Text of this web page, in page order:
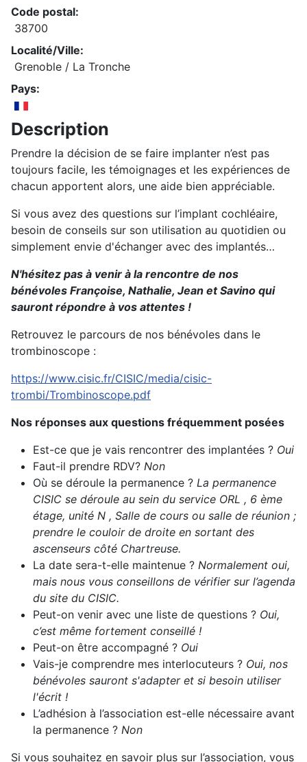
Code postal:
38700
Localité/Ville:
Grenoble / La Tronche
Pays:
Description
Prendre la décision de se faire implanter n’est pas
toujours facile, les témoignages et les expériences de
chacun apportent alors, une aide bien appréciable.
Si vous avez des questions sur l’implant cochléaire,
besoin de conseils sur son utilisation au quotidien ou
simplement envie d'échanger avec des implantés…
N'hésitez pas à venir à la rencontre de nos
bénévoles Françoise, Nathalie, Jean et Savino qui
sauront répondre à vos attentes !
Retrouvez le parcours de nos bénévoles dans le
trombinoscope :
https://www.cisic.fr/CISIC/media/cisic-
trombi/Trombinoscope.pdf
Nos réponses aux questions fréquemment posées
Est-ce que je vais rencontrer des implantées ? Oui
Faut-il prendre RDV? Non
Où se déroule la permanence ? La permanence
CISIC se déroule au sein du service ORL , 6 ème
étage, unité N , Salle de cours ou salle de réunion ;
prendre le couloir de droite en sortant des
ascenseurs côté Chartreuse.
La date sera-t-elle maintenue ? Normalement oui,
mais nous vous conseillons de vérifier sur l’agenda
du site du CISIC.
Peut-on venir avec une liste de questions ? Oui,
c’est même fortement conseillé !
Peut-on être accompagné ? Oui
Vais-je comprendre mes interlocuteurs ? Oui, nos
bénévoles sauront s'adapter et si besoin utiliser
l'écrit !
L’adhésion à l’association est-elle nécessaire avant
la permanence ? Non
Si vous souhaitez en savoir plus sur l’association, vous